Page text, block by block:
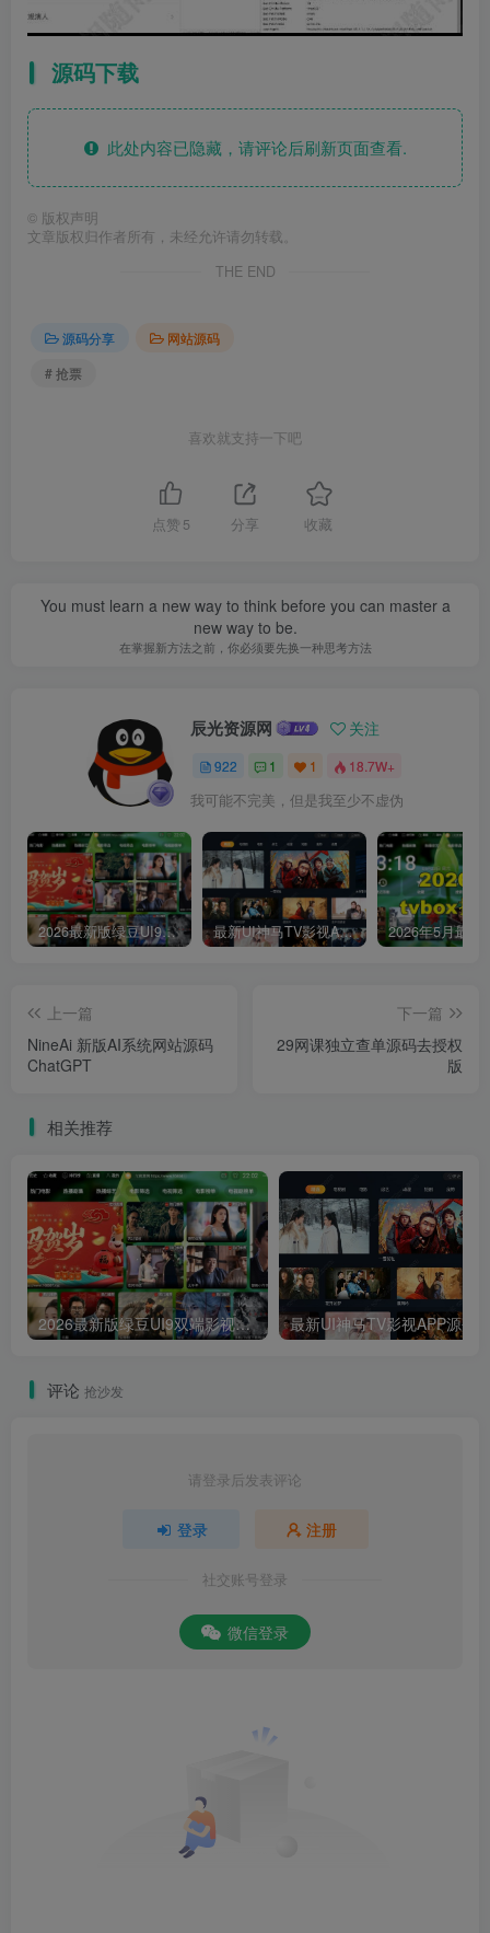
源码下载
此处内容已隐藏，请评论后刷新页面查看.
© 版权声明
文章版权归作者所有，未经允许请勿转载。
THE END
源码分享
网站源码
# 抢票
喜欢就支持一下吧
点赞 5 分享 收藏
You must learn a new way to think before you can master a
new way to be.
在掌握新方法之前，你必须要先换一种思考方法
辰光资源网 关注
922 1 1 18.7W+
我可能不完美，但是我至少不虚伪
2026最新版绿豆UI9双端影视APP源码 最新UI神马TV影视APP源码 乐檬影视苹果CMS后台 包含前后端源码
上一篇
NineAi 新版AI系统网站源码
ChatGPT
下一篇
29网课独立查单源码去授权
版
相关推荐
2026最新版绿豆UI9双端影视APP源码
评论 抢沙发
请登录后发表评论
登录 注册
社交账号登录
微信登录